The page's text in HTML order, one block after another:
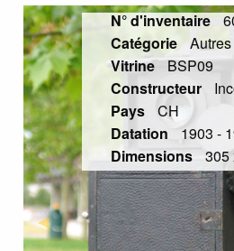
Previous Slide
◀︎
N° d'inventaire
Catégorie
Vitrine BSP09
Constructeur
Pays
CH
Datation
1903 -
Dimensions 305